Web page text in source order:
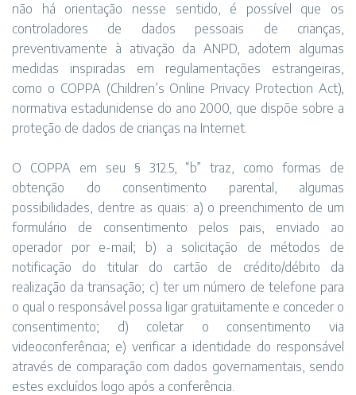
não há orientação nesse sentido, é possível que os
controladores de dados pessoais de crianças,
preventivamente à ativação da ANPD, adotem algumas
medidas inspiradas em regulamentações estrangeiras,
como o COPPA (Children’s Online Privacy Protection Act),
normativa estadunidense do ano 2000, que dispõe sobre a
proteção de dados de crianças na Internet.
O COPPA em seu § 312.5, “b” traz, como formas de
obtenção do consentimento parental, algumas
possibilidades, dentre as quais: a) o preenchimento de um
formulário de consentimento pelos pais, enviado ao
operador por e-mail; b) a solicitação de métodos de
notificação do titular do cartão de crédito/débito da
realização da transação; c) ter um número de telefone para
o qual o responsável possa ligar gratuitamente e conceder o
consentimento; d) coletar o consentimento via
videoconferência; e) verificar a identidade do responsável
através de comparação com dados governamentais, sendo
estes excluídos logo após a conferência.